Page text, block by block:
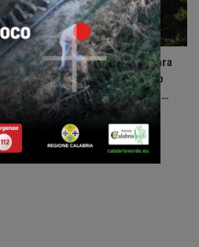
Dopo sedici anni La Pagliara
riaccende la Sila: riapre lo
storico rifugio di Fago del…